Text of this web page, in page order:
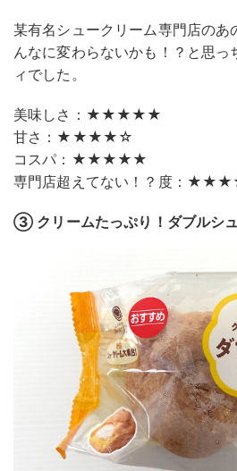
某有名シュークリーム専門店のあ
んなに変わらないかも！？と思っ
ィでした。
美味しさ：★★★★★
甘さ：★★★★☆
コスパ：★★★★★
専門店超えてない！？度：
③ クリームたっぷり！ダブルシ